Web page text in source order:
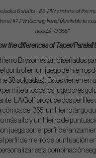
6 shafts - #5-PW and are of the
#7-PW (Scoring Irons) (Available to
needs)- 0.355"
the differences of Taper/Paralell
hierro Bryson están diseñados
control en un juego de hierros
38 pulgadas). Estos vienen en
permite a todos los jugadores
LA Golf produce dos perfiles
cónica de .355, un hierro largo
más alto y un hierro de
juega con el perfil de
perfil de hierro de puntuación
esta combinación